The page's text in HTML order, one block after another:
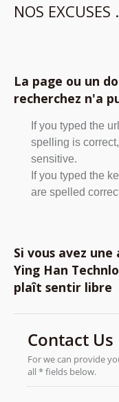
NOS EXCUSES
La page ou un
recherchez n'a
If you typed the
spelling is
sensitive.
If you typed the
are spelled
Si vous avez
Ying Han
plaît sentir libre